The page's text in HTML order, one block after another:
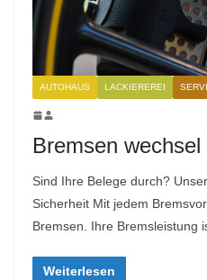
AUTOHAUS LACKIEREREI
Bremsen wechsel
Sind Ihre Belege durch?
Sicherheit Mit jedem
Bremsen. Ihre Bremsleistung
Weiterlesen